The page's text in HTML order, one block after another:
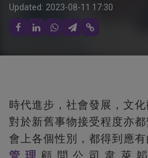
Updated: 2023-08-11 17:30
時代進步，社會發展，文
對於新舊事物接受程度亦
會上各個性別，都得到應
管理 顧問公司韋萊